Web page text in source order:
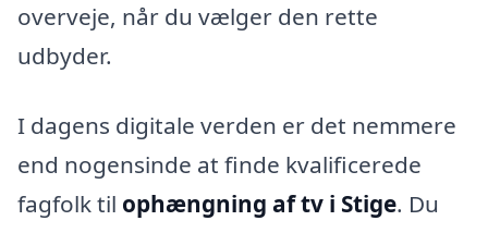
overveje, når du vælger den rette
udbyder.
I dagens digitale verden er det nemmere
end nogensinde at finde kvalificerede
fagfolk til ophængning af tv i Stige. Du